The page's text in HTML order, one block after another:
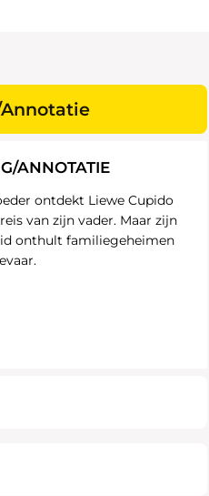
ANNOTATIE
ontdekt Liewe Cupido
van zijn vader. Maar zijn
onthult familiegeheimen